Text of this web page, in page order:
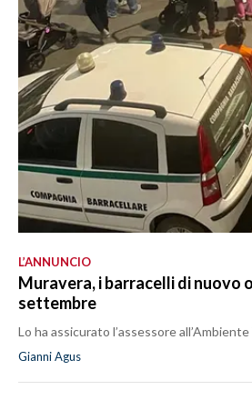
L’ANNUNCIO
Muravera, i barracelli di nuovo
settembre
Lo ha assicurato l’assessore
Gianni Agus